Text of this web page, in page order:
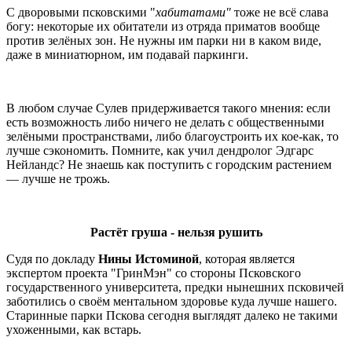
С дворовыми псковскими "хабитатами" тоже не всё слава
богу: некоторые их обитатели из отряда приматов вообще
против зелёных зон. Не нужны им парки ни в каком виде,
даже в миниатюрном, им подавай паркинги.
В любом случае Сулев придерживается такого мнения: если
есть возможность либо ничего не делать с общественными
зелёными пространствами, либо благоустроить их кое-как, то
лучше сэкономить. Помните, как учил дендролог Эдгарс
Нейландс? Не знаешь как поступить с городским растением
— лучше не трожь.
Растёт груша - нельзя рушить
Судя по докладу Нины Истоминой, которая является
экспертом проекта "ГринМэн" со стороны Псковского
государственного университета, предки нынешних псковичей
заботились о своём ментальном здоровье куда лучше нашего.
Старинные парки Пскова сегодня выглядят далеко не такими
ухоженными, как встарь.